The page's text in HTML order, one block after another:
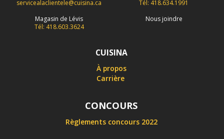
servicealaclientele@cuisina.ca
Tél: 418.634.1991
Magasin de Lévis
Tél: 418.603.3624
Nous joindre
CUISINA
À propos
Carrière
CONCOURS
Règlements concours 2022